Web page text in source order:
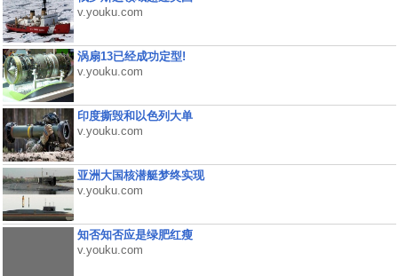
v.youku.com
涡扇13已经成功定型!
v.youku.com
印度撕毁和以色列大单
v.youku.com
亚洲大国核潜艇梦终实现
v.youku.com
知否知否应是绿肥红瘦
v.youku.com